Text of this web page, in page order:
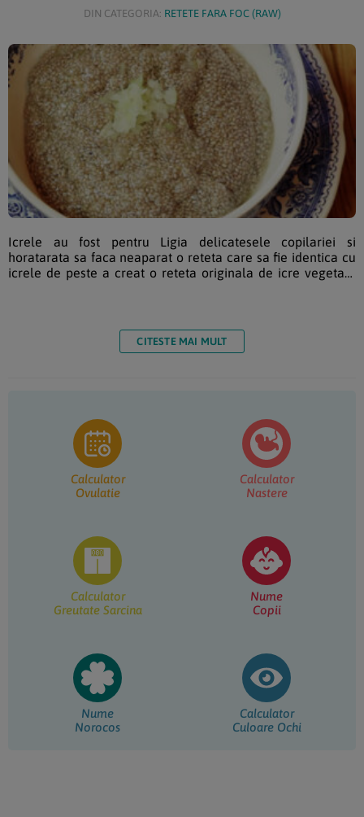
DIN CATEGORIA: RETETE FARA FOC (RAW)
Icrele au fost pentru Ligia delicatesele copilariei si
horatarata sa faca neaparat o reteta care sa fie identica cu
icrele de peste a creat o reteta originala de icre vegetale
afinele, de 3 ori mai mult fier […]
CITESTE MAI MULT
principală
Calculator
Ovulatie
Calculator
Nastere
Calculator
Greutate Sarcina
Nume
Copii
Nume
Norocos
Calculator
Culoare Ochi